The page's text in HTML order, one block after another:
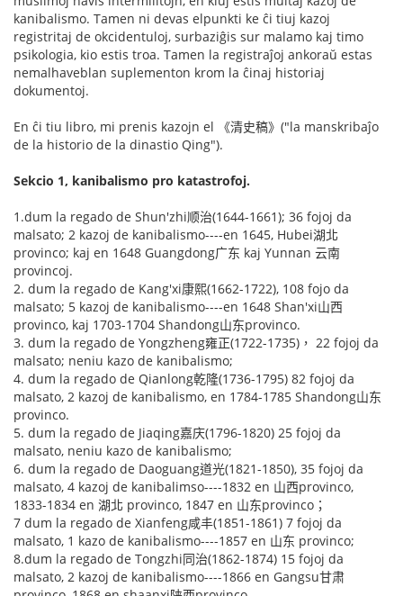
kanibalismo. Tamen ni devas elpunkti ke ĉi tiuj kazoj
registritaj de okcidentuloj, surbaziĝis sur malamo kaj timo
psikologia, kio estis troa. Tamen la registraĵoj ankoraŭ estas
nemalhaveblan suplementon krom la ĉinaj historiaj
dokumentoj.
En ĉi tiu libro, mi prenis kazojn el 《清史稿》("la manskribaĵo
de la historio de la dinastio Qing").
Sekcio 1, kanibalismo pro katastrofoj.
1.dum la regado de Shun'zhi顺治(1644-1661); 36 fojoj da
malsato; 2 kazoj de kanibalismo----en 1645, Hubei湖北
provinco; kaj en 1648 Guangdong广东 kaj Yunnan 云南
provincoj.
2. dum la regado de Kang'xi康熙(1662-1722), 108 fojo da
malsato; 5 kazoj de kanibalismo----en 1648 Shan'xi山西
provinco, kaj 1703-1704 Shandong山东provinco.
3. dum la regado de Yongzheng雍正(1722-1735)， 22 fojoj da
malsato; neniu kazo de kanibalismo;
4. dum la regado de Qianlong乾隆(1736-1795) 82 fojoj da
malsato, 2 kazoj de kanibalismo, en 1784-1785 Shandong山东
provinco.
5. dum la regado de Jiaqing嘉庆(1796-1820) 25 fojoj da
malsato, neniu kazo de kanibalismo;
6. dum la regado de Daoguang道光(1821-1850), 35 fojoj da
malsato, 4 kazoj de kanibalimso----1832 en 山西provinco,
1833-1834 en 湖北 provinco, 1847 en 山东provinco；
7 dum la regado de Xianfeng咸丰(1851-1861) 7 fojoj da
malsato, 1 kazo de kanibalismo----1857 en 山东 provinco;
8.dum la regado de Tongzhi同治(1862-1874) 15 fojoj da
malsato, 2 kazoj de kanibalismo----1866 en Gangsu甘肃